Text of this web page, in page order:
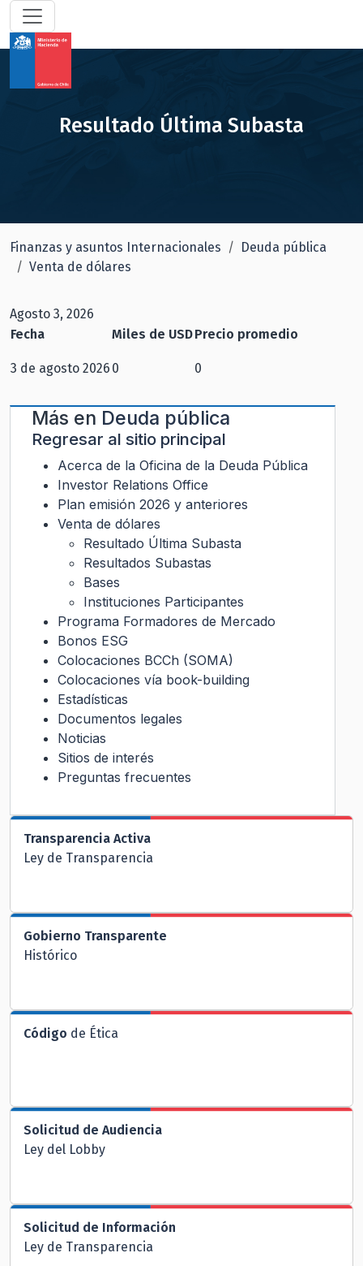
Resultado Última Subasta
Finanzas y asuntos Internacionales
Deuda pública
Venta de dólares
Agosto 3, 2026
Fecha
Miles de USDPrecio promedio
3 de agosto 2026 0 0
Más en Deuda pública
Regresar al sitio principal
Acerca de la Oficina de la Deuda Pública
Investor Relations Office
Plan emisión 2026 y anteriores
Venta de dólares
Resultado Última Subasta
Resultados Subastas
Bases
Instituciones Participantes
Programa Formadores de Mercado
Bonos ESG
Colocaciones BCCh (SOMA)
Colocaciones vía book-building
Estadísticas
Documentos legales
Noticias
Sitios de interés
Preguntas frecuentes
Transparencia Activa
Ley de Transparencia
Gobierno Transparente
Histórico
Código de Ética
Solicitud de Audiencia
Ley del Lobby
Solicitud de Información
Ley de Transparencia